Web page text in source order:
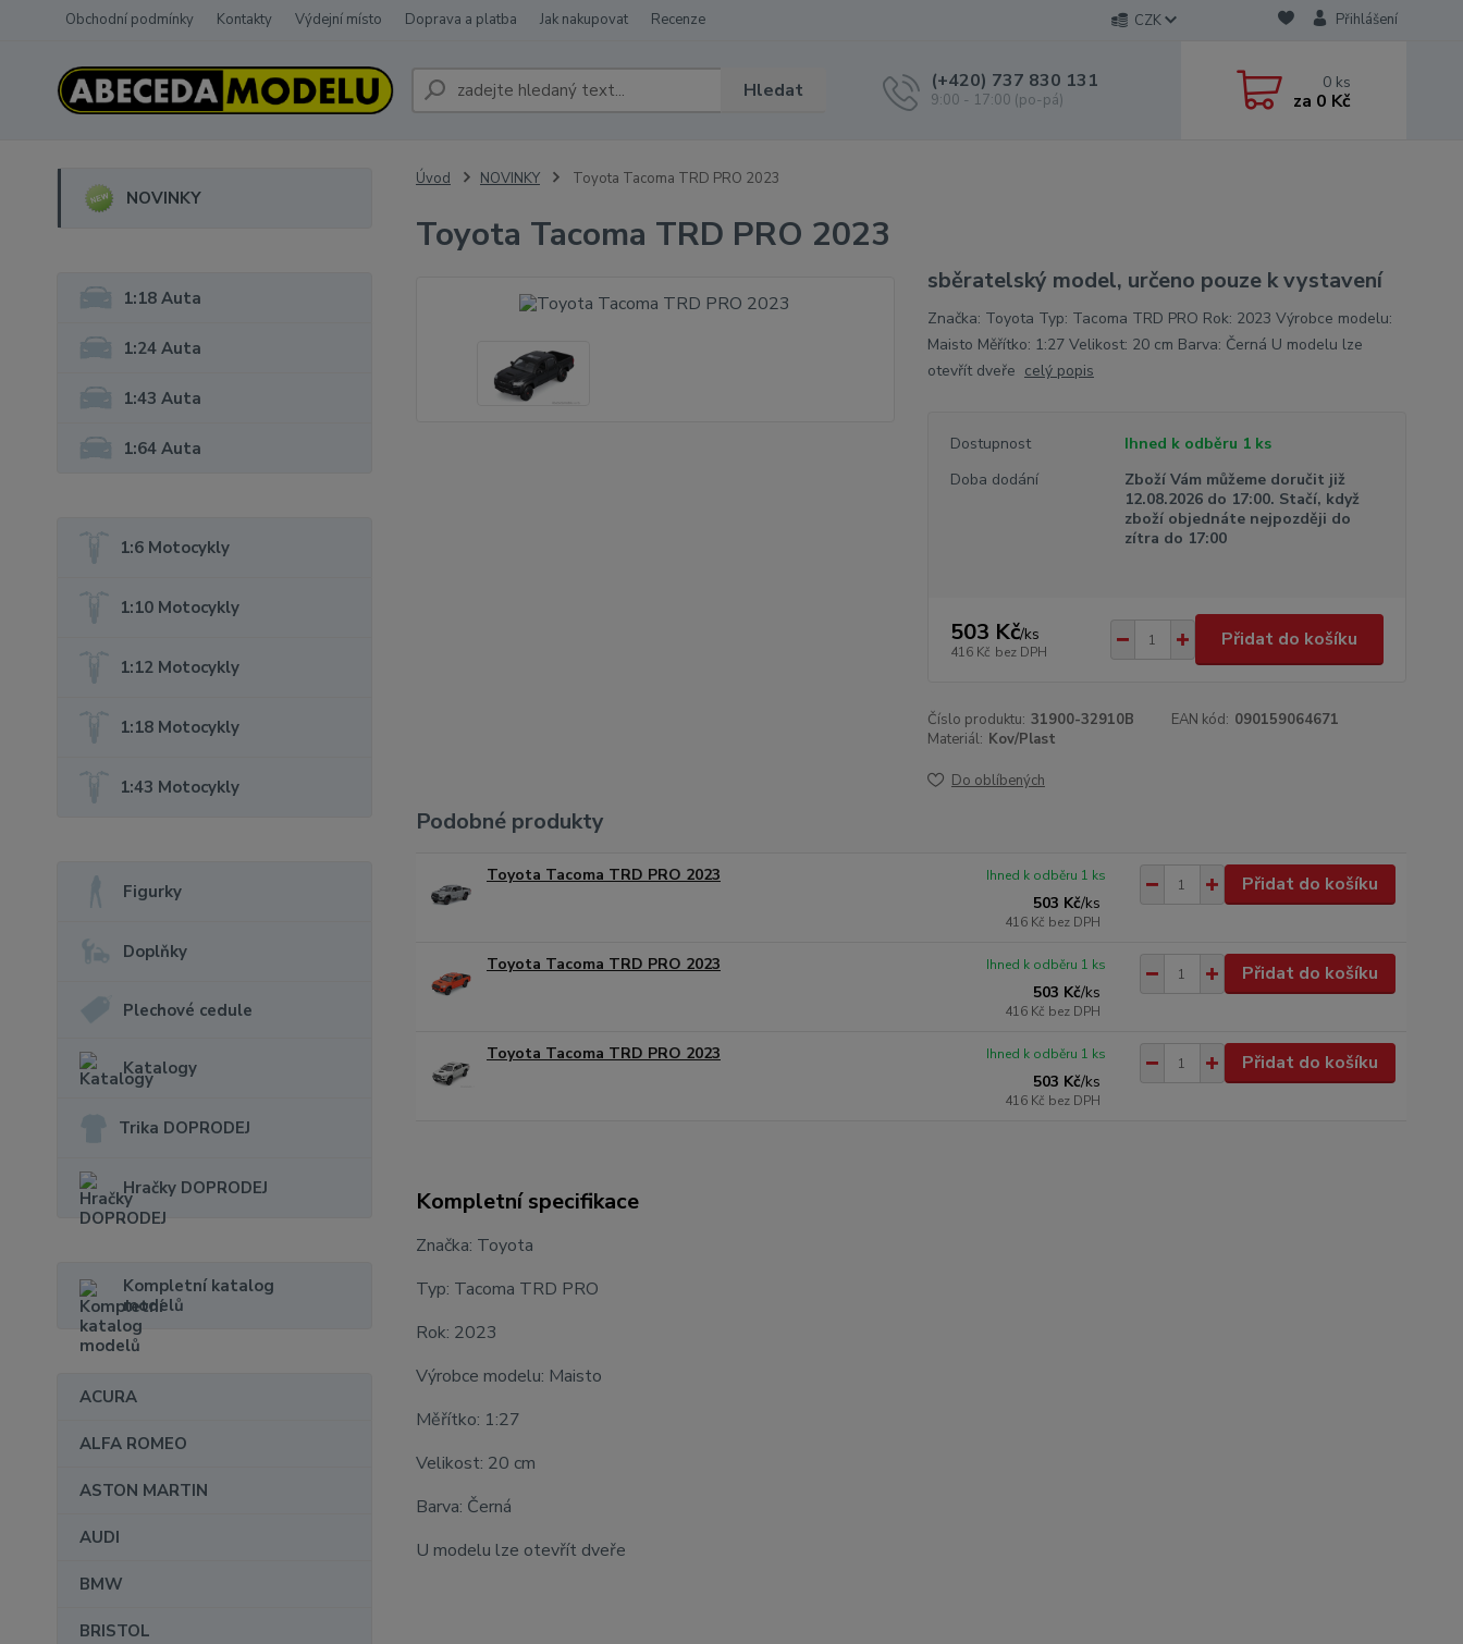
Obchodní podmínky Kontakty Výdejní místo Doprava a platba Jak nakupovat Recenze CZK Přihlášení
Hledat (+420) 737 830 131
9:00 - 17:00 (po-pá)
0 ks
za 0 Kč
NOVINKY
1:18 Auta
1:24 Auta
1:43 Auta
1:64 Auta
1:6 Motocykly
1:10 Motocykly
1:12 Motocykly
1:18 Motocykly
1:43 Motocykly
Figurky
Doplňky
Plechové cedule
Katalogy
Trika DOPRODEJ
Hračky DOPRODEJ
Kompletní katalog
modelů
ACURA
ALFA ROMEO
ASTON MARTIN
AUDI
BMW
BRISTOL
Úvod NOVINKY Toyota Tacoma TRD PRO 2023
Toyota Tacoma TRD PRO 2023
sběratelský model, určeno pouze k vystavení
Značka: Toyota Typ: Tacoma TRD PRO Rok: 2023 Výrobce modelu:
Maisto Měřítko: 1:27 Velikost: 20 cm Barva: Černá U modelu lze
otevřít dveře celý popis
Dostupnost
Ihned k odběru 1 ks
Doba dodání
Zboží Vám můžeme doručit již
12.08.2026 do 17:00. Stačí, když
zboží objednáte nejpozději do
zítra do 17:00
503 Kč/ks
416 Kč bez DPH
Přidat do košíku
Číslo produktu: 31900-32910B EAN kód: 090159064671
Materiál: Kov/Plast
Do oblíbených
Podobné produkty
Toyota Tacoma TRD PRO 2023
503 Kč/ks
416 Kč bez DPH
Ihned k odběru 1 ks Přidat do košíku
Toyota Tacoma TRD PRO 2023
503 Kč/ks
416 Kč bez DPH
Ihned k odběru 1 ks Přidat do košíku
Toyota Tacoma TRD PRO 2023
503 Kč/ks
416 Kč bez DPH
Ihned k odběru 1 ks Přidat do košíku
Kompletní specifikace
Značka: Toyota
Typ: Tacoma TRD PRO
Rok: 2023
Výrobce modelu: Maisto
Měřítko: 1:27
Velikost: 20 cm
Barva: Černá
U modelu lze otevřít dveře